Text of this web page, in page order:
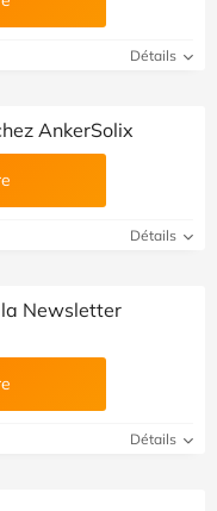
Détails
AnkerSolix
Détails
Newsletter
Détails